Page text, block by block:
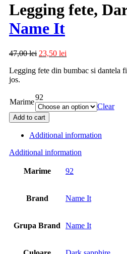
Legging fete,
Name It
47,00lei 23,50 lei
Legging fete din bumbac si dantela
jos.
Marime
92
Clear
Add to cart
Additional information
Additional information
Marime 92
Brand Name It
Grupa Brand Name It